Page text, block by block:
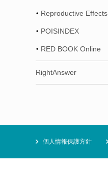
Reproductive Effects
POISINDEX
RED BOOK Online
RightAnswer
個人情報保護方針